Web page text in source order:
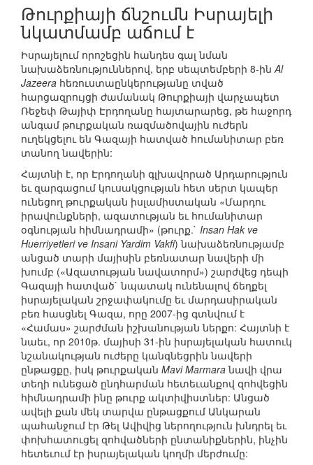
Թուրքիայի ճնշումն Իսրայելի
նկատմամբ աճում է
Իսրայելում որոշեցին հանդես գալ նման
նախաձեռնություններով, երբ սեպտեմբերի 8-ինAl
Jazeera հեռուստաընկերությանը տված
հարցազրույցի ժամանակ Թուրքիայի վարչապետ
Ռեջեփ Թայիփ Էրդողանը հայտարարեց, թե հաջորդ
անգամ թուրքական ռազմածովային ուժերն
ուղեկցելու են Գազայի հատված հումանիտար բեռ
տանող նավերին:
Հայտնի է, որ Էրդողանի գլխավորած Արդարություն
եւ զարգացում կուսակցության հետ սերտ կապեր
ունեցող թուրքական իսլամիստական «Մարդու
իրավունքների, ազատության եւ հումանիտար
օգնության հիմնադրամի» (թուրք.` Insan Hak ve
Huerriyetleri ve Insani Yardim Vakfi) նախաձեռնությամբ
անցած տարի մայիսին բեռնատար նավերի մի
խումբ («Ազատության նավատորմ») շարժվեց դեպի
Գազայի հատված` նպատակ ունենալով ճեղքել
իսրայելական շրջափակումը եւ մարդասիրական
բեռ հասցնել Գազա, որը 2007-ից գտնվում է
«Համաս» շարժման իշխանության ներքո: Հայտնի է
նաեւ, որ 2010թ. մայիսի 31-ին իսրայելական հատուկ
նշանակության ուժերը կանգնեցրին նավերի
ընթացքը, իսկ թուրքական Mavi Marmaraնավի վրա
տեղի ունեցած ընդհարման հետեւանքով զոհվեցին
հիմնադրամի ինը թուրք ակտիվիստներ: Անցած
ավելի քան մեկ տարվա ընթացքում Անկարան
պահանջում էր Թել Ավիվից ներողություն խնդրել եւ
փոխհատուցել զոհվածների ընտանիքներին, ինչին
հետեւում էր իսրայելական կողմի մերժումը: